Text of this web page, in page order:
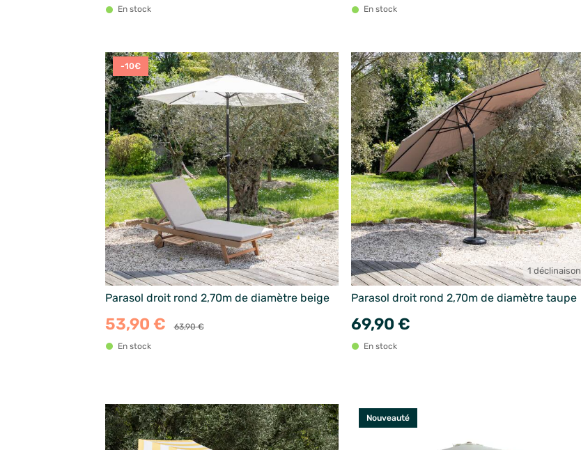
En stock En stock
-10€
Parasol droit rond 2,70m de diamètre beige
53,90 €
63,90 €
En stock
1 déclinaison
Parasol droit rond 2,70m de diamètre taupe
69,90 €
En stock
Nouveauté